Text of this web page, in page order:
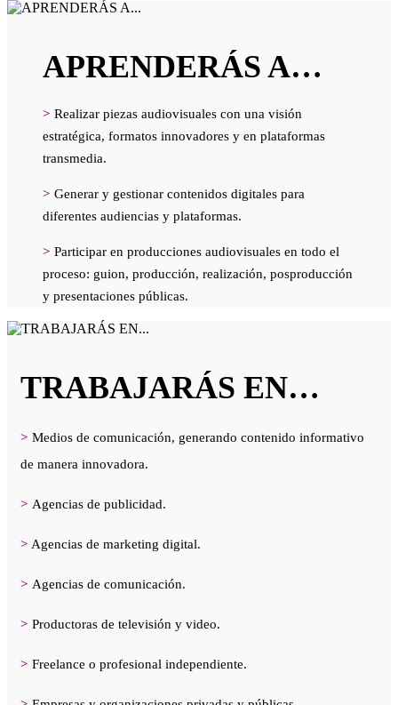
APRENDERÁS A…
> Realizar piezas audiovisuales con una visión
estratégica, formatos innovadores y en plataformas
transmedia.
> Generar y gestionar contenidos digitales para
diferentes audiencias y plataformas.
> Participar en producciones audiovisuales en todo el
proceso: guion, producción, realización, posproducción
y presentaciones públicas.
TRABAJARÁS EN…
> Medios de comunicación, generando contenido informativo
de manera innovadora.
> Agencias de publicidad.
> Agencias de marketing digital.
> Agencias de comunicación.
> Productoras de televisión y video.
> Freelance o profesional independiente.